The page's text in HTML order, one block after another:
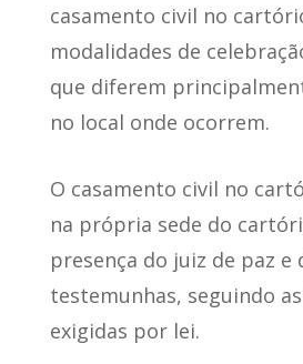
casamento civil no
modalidades de
que diferem
no local onde ocorrem.
O casamento civil no
na própria sede do
presença do juiz de paz e
testemunhas, seguindo
exigidas por lei.